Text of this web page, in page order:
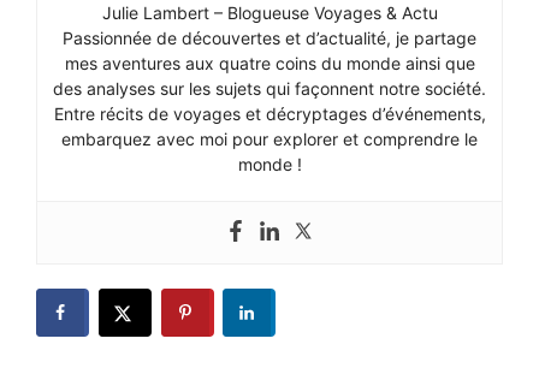
Julie Lambert – Blogueuse Voyages & Actu
Passionnée de découvertes et d’actualité, je partage
mes aventures aux quatre coins du monde ainsi que
des analyses sur les sujets qui façonnent notre société.
Entre récits de voyages et décryptages d’événements,
embarquez avec moi pour explorer et comprendre le
monde !